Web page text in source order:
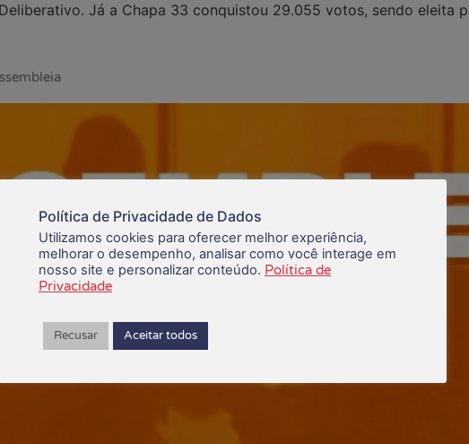
Já a Chapa 33 conquistou 29.055 votos, sendo eleita
Política de Privacidade de Dados
Utilizamos cookies para oferecer melhor experiência,
melhorar o desempenho, analisar como você interage em
nosso site e personalizar conteúdo. Política de
Privacidade
Recusar Aceitar todos